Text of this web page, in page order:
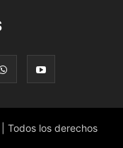
Todos los derechos